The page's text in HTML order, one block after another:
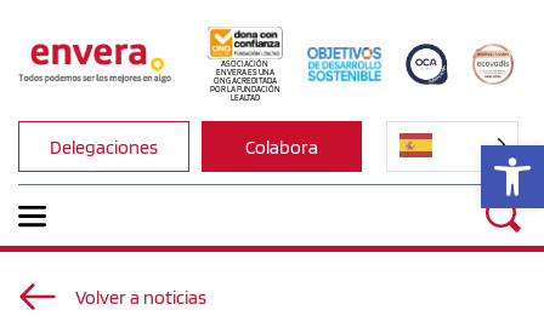
ASOCIACIÓN
ENVERA ES UNA
ONG ACREDITADA
POR LA FUNDACIÓN
LEALTAD
Delegaciones Colabora
Volver a noticias